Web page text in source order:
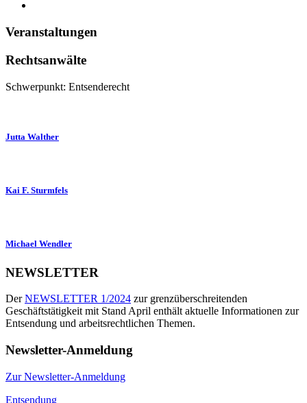
Veranstaltungen
Rechtsanwälte
Schwerpunkt: Entsenderecht
Jutta Walther
Kai F. Sturmfels
Michael Wendler
NEWSLETTER
DerNEWSLETTER 1/2024 zur grenzüberschreitenden
Geschäftstätigkeit mit Stand April enthält aktuelle Informationen zur
Entsendung und arbeitsrechtlichen Themen.
Newsletter-Anmeldung
Zur Newsletter-Anmeldung
Entsendung